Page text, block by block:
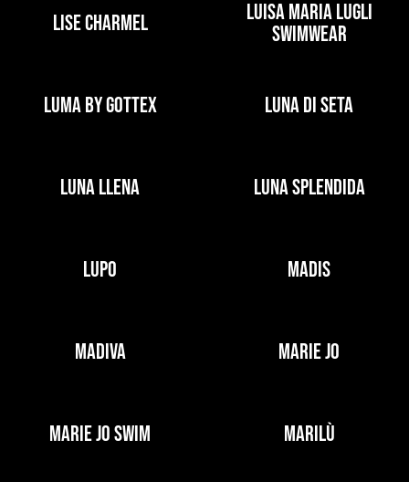
LISE CHARMEL
LUISA MARIA LUGLI
SWIMWEAR
LUMA BY GOTTEX LUNA DI SETA
LUNA LLENA LUNA SPLENDIDA
LUPO MADIS
MADIVA MARIE JO
MARIE JO SWIM MARILÙ